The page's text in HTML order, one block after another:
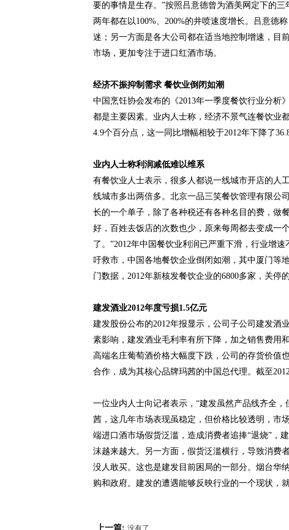
要的事情是生存。”按照吕意德曾为酒美网定下的
两年都在以100%、200%的井喷速度增长。吕意德
迷；另一方面是各大公司都在适当地控制增速，目
市场，更加专注于进口红酒市场。
经济不振抑制需求 餐饮业倒闭如潮
中国烹饪协会发布的《2013年一季度餐饮行业分析
都是主要因素。业内人士称，经济不景气连餐饮业
4.9个百分点，这一同比增幅相较于2012年下降了
业内人士称利润减低难以维系
有餐饮业人士表示，很多人都说一线城市开店的人
线城市多出两倍多。北京一品三笑餐饮管理有限公
长的一个单子，除了各种税还有各种名目的费，做
好，百姓去饭店的次数也少，原来每周都去变成一
了。”2012年中国餐饮业利润已严重下滑，行业增
吁救市，中国各地餐饮企业倒闭如潮，其中厦门等
门数据，2012年新核发餐饮企业的6800多家，关停
建发酒业2012年度亏损1.5亿元
建发股份公布的2012年报显示，公司子公司建发酒
素影响，建发酒业毛利率有所下降，加之销售费用
高端名庄葡萄酒价格大幅度下跌，公司的存货价值
合作，成为其核心品牌玛茜的中国总代理。截至
一位业内人士向记者表示，“建发虽然产品线齐全
茜，这几年市场表现虽稳定，但价格比较透明，市
端进口酒市场假货泛滥，造成消费者追捧“退烧”，
沫越来越大。另一方面，假货泛滥横行，导致消费
没人敢买。这也是建发目前困局的一部分。烟台华
购和政府。建发的遭遇能够反映行业的一个现状，
上一篇: 没有了